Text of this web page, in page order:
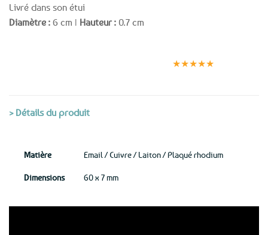
Livré dans son étui
Diamètre : 6 cm | Hauteur : 0.7 cm
★★★★★
> Détails du produit
Matière Email / Cuivre / Laiton / Plaqué rhodium
Dimensions 60 x 7 mm